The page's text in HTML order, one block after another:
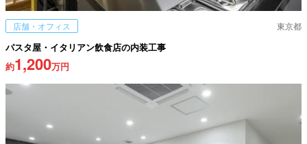
店舗・オフィス 東京都
パスタ屋・イタリアン飲食店の内装工事
約1,200万円